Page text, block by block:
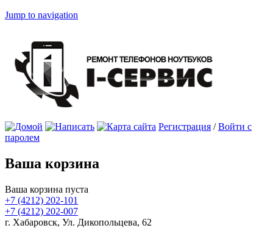
Jump to navigation
Регистрация /Войти с
паролем
Ваша корзина
Ваша корзина пуста
+7 (4212) 202-101
+7 (4212) 202-007
г. Хабаровск, Ул. Дикопольцева, 62